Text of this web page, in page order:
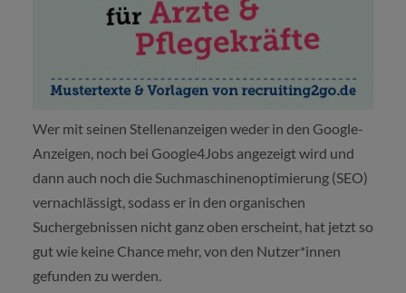
Wer mit seinen Stellenanzeigen weder in den Google-
Anzeigen, noch bei Google4Jobs angezeigt wird und
dann auch noch die Suchmaschinenoptimierung (SEO)
vernachlässigt, sodass er in den organischen
Suchergebnissen nicht ganz oben erscheint, hat jetzt so
gut wie keine Chance mehr, von den Nutzer*innen
gefunden zu werden.